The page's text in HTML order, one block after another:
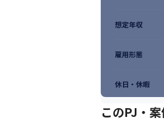
想定年収
雇用形態
休日・休暇
このPJ・